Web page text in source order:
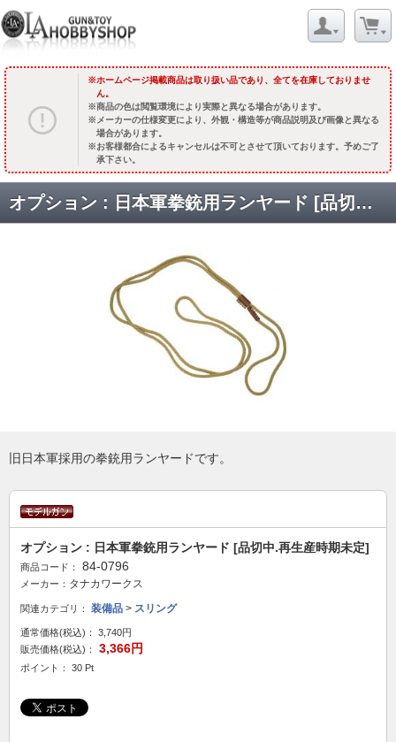
ホームページ掲載商品は取り扱い品であり、全てを在庫しておりませ
ん。
商品の色は閲覧環境により実際と異なる場合があります。
メーカーの仕様変更により、外観・構造等が商品説明及び画像と異なる
場合があります。
お客様都合によるキャンセルは不可とさせて頂いております。予めご了
承下さい。
オプション : 日本軍拳銃用ランヤード [品切中.再生産時期未定]
旧日本軍採用の拳銃用ランヤードです。
オプション : 日本軍拳銃用ランヤード [品切中.再生産時期未定]
商品コード： 84-0796
メーカー： タナカワークス
関連カテゴリ： 装備品 > スリング
通常価格(税込)：
3,740円
販売価格(税込)：
3,366円
ポイント： 30 Pt